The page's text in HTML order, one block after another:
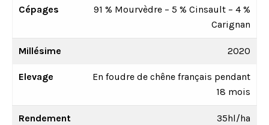
Cépages
91 % Mourvèdre – 5 % Cinsault – 4 %
Carignan
Millésime 2020
Elevage
En foudre de chêne français pendant
18 mois
Rendement 35hl/ha